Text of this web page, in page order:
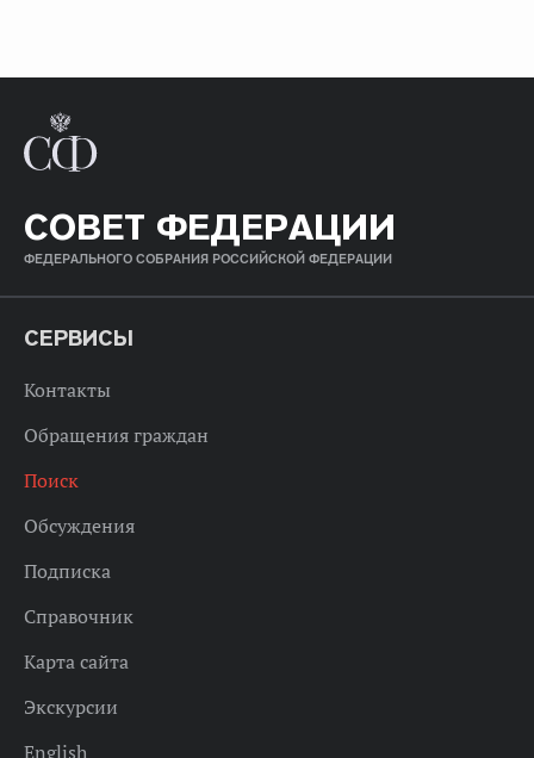
СОВЕТ ФЕДЕРАЦИИ
ФЕДЕРАЛЬНОГО СОБРАНИЯ РОССИЙСКОЙ ФЕДЕРАЦИИ
СЕРВИСЫ
Контакты
Обращения граждан
Поиск
Обсуждения
Подписка
Справочник
Карта сайта
Экскурсии
English